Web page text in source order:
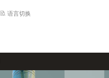
语言切换